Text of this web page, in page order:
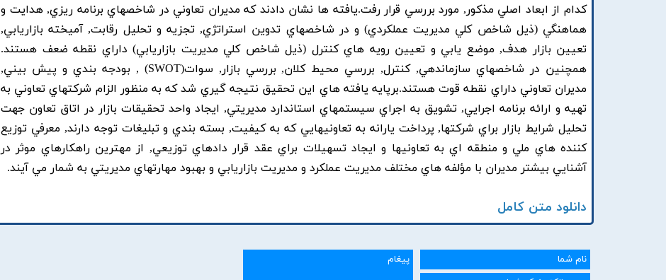
کدام از ابعاد اصلي مذکور, مورد بررسي قرار رفت.يافته ها نشان دادند که مديران تعاوني در شاخصهاي برنامه ريزي, هدايت و
هماهنگي (ذيل شاخص کلي مديريت عملکردي) و در شاخصهاي تدوين استراتژي, تجزيه و تحليل رقابت, آميخته بازاريابي,
تعيين بازار هدف, موضع يابي و تعيين رويه هاي کنترل (ذيل شاخص کلي مديريت بازاريابي) داراي نقطه ضعف هستند.
همچنين در شاخصهاي سازماندهي, کنترل, بررسي محيط کلان, بررسي بازار, سوات(SWOT) , بودجه بندي و پيش بيني,
مديران تعاوني داراي نقطه قوت هستند.برپايه يافته هاي اين تحقيق نتيجه گيري شد که به منظور الزام شرکتهاي تعاوني به
تهيه و ارائه برنامه اجرايي, تشويق به اجراي سيستمهاي استاندارد مديريتي, ايجاد واحد تحقيقات بازار در اتاق تعاون جهت
تحليل شرايط بازار براي شرکتها, پرداخت يارانه به تعاونيهايي که به کيفيت, بسته بندي و تبليغات توجه دارند, معرفي توزيع
کننده هاي ملي و منطقه اي به تعاونيها و ايجاد تسهيلات براي عقد قرار دادهاي توزيعي, از مهترين راهکارهاي موثر در
آشنايي بيشتر مديران با مؤلفه هاي مختلف مديريت عملکرد و مديريت بازاريابي و بهبود مهارتهاي مديريتي به شمار مي آيند.
دانلود متن کامل